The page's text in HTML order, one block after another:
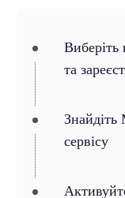
Виберіть
та
сервісу